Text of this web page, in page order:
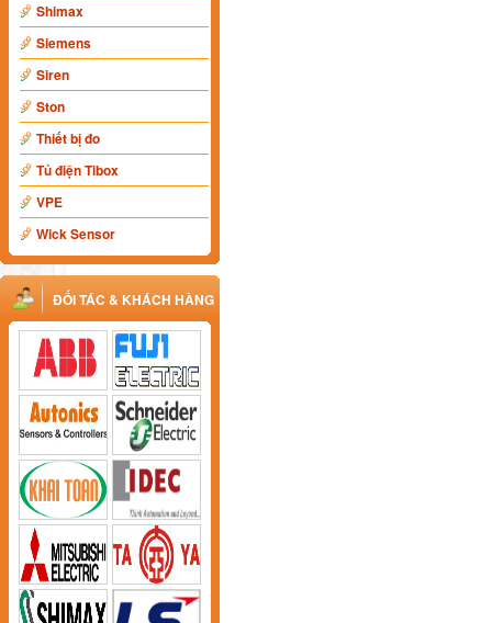
Shimax
Siemens
Siren
Ston
Thiết bị đo
Tủ điện Tibox
VPE
Wick Sensor
ĐỐI TÁC & KHÁCH HÀNG